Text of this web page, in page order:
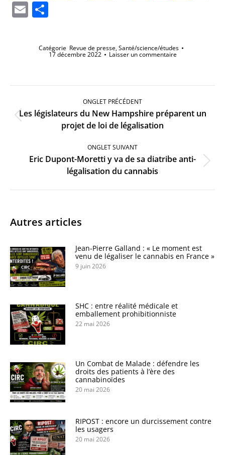
Email
Catégorie Revue de presse,Santé/science/études
17 décembre 2022 Laisser un commentaire
Navigation
ONGLET PRÉCÉDENT
Onglet
précédent
Les législateurs du New Hampshire préparent un
projet de loi de légalisation
ONGLET SUIVANT
Onglet
suivant
Eric Dupont-Moretti y va de sa diatribe anti-
légalisation du cannabis
Autres articles
Jean-Pierre Galland : « Le moment est
venu de légaliser le cannabis en France »
9 juin 2026
SHC : entre réalité médicale et
emballement prohibitionniste
22 mai 2026
Un Combat de Malade : défendre les
droits des patients à l’ère des
cannabinoïdes
20 mai 2026
RIPOST : encore un durcissement contre
les usagers
20 mai 2026